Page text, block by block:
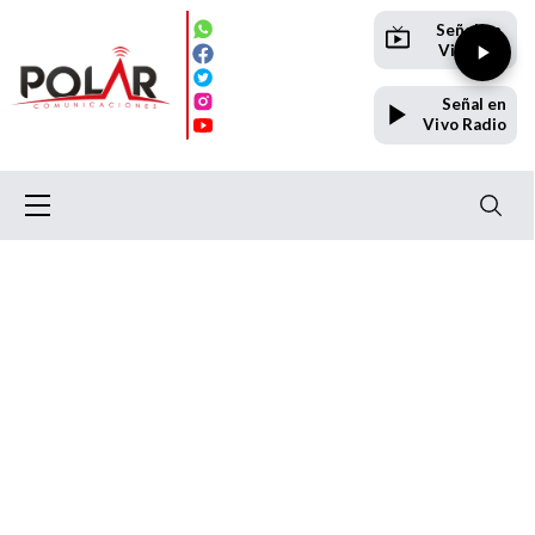
Señal en
Vivo TV
Señal en
Vivo Radio